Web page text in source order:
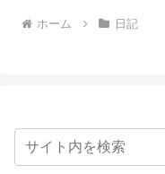
ホーム 日記